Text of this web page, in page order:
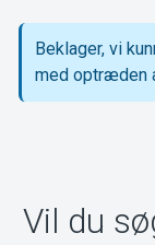
Beklager, vi
med optræden
Vil du